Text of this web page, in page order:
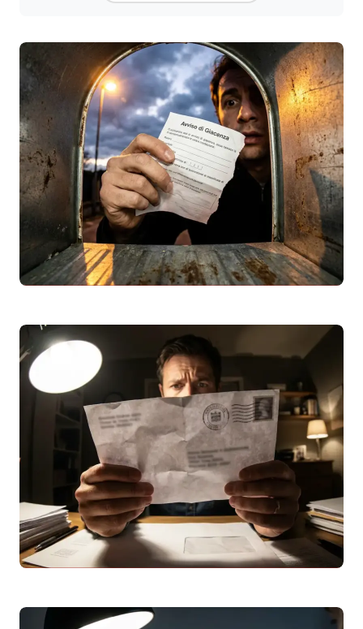
Guida Completa
Avviso di giacenzaper la raccomandata
market 5497? Scopri chi è il mittente
(spesso utility come Hera, aziende, enti)
Leggi articolo
Guida Completa